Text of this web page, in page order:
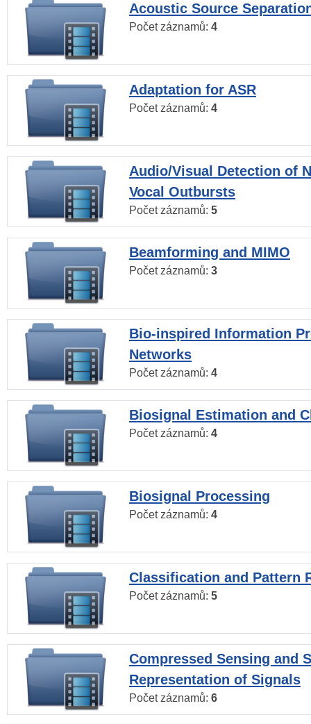
Acoustic Source
Počet záznamů: 4
Adaptation for ASR
Počet záznamů: 4
Audio/Visual Detection of
Vocal Outbursts
Počet záznamů: 5
Beamforming and MIMO
Počet záznamů: 3
Bio-inspired Information
Networks
Počet záznamů: 4
Biosignal Estimation and
Počet záznamů: 4
Biosignal Processing
Počet záznamů: 4
Classification and Pattern
Počet záznamů: 5
Compressed Sensing and
Representation of Signals
Počet záznamů: 6